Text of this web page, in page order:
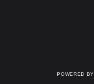
Powered by